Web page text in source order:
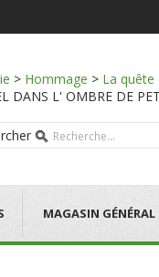
> Hommage > La quête
DANS L' OMBRE DE
MAGASIN GÉNÉRAL